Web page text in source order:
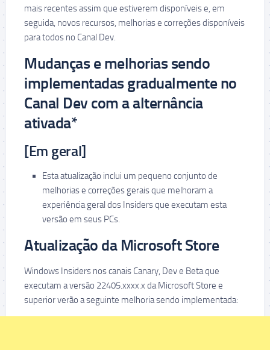
mais recentes assim que estiverem disponíveis e, em
seguida, novos recursos, melhorias e correções disponíveis
para todos no Canal Dev.
Mudanças e melhorias sendo
implementadas gradualmente no
Canal Dev com a alternância
ativada*
[Em geral]
Esta atualização inclui um pequeno conjunto de
melhorias e correções gerais que melhoram a
experiência geral dos Insiders que executam esta
versão em seus PCs.
Atualização da Microsoft Store
Windows Insiders nos canais Canary, Dev e Beta que
executam a versão 22405.xxxx.x da Microsoft Store e
superior verão a seguinte melhoria sendo implementada: